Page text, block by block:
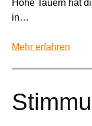
Hohe Tauern hat
in…
Mehr erfahren